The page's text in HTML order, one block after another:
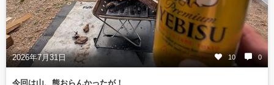
2026年7月31日 10 0
今回は山、熊おらんかったが！